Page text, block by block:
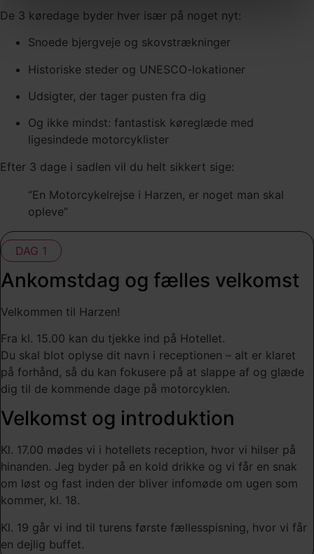
De 3 køredage byder hver især på noget nyt:
Snoede bjergveje og skovstrækninger
Historiske steder og UNESCO-lokationer
Udsigter, der tager pusten fra dig
Og ikke mindst: fantastisk køreglæde med
ligesindede motorcyklister
Efter 3 dage i sadlen vil du helt sikkert sige:
“En Motorcykelrejse i Harzen, er noget man skal
opleve”
DAG 1
Ankomstdag og fælles velkomst
Velkommen til Harzen!
Fra kl. 15.00 kan du tjekke ind på Hotellet.
Du skal blot oplyse dit navn i receptionen – alt er klaret
på forhånd, så du kan fokusere på at slappe af og glæde
dig til de kommende dage på motorcyklen.
Velkomst og introduktion
Kl. 17.00 mødes vi i hotellets reception, hvor vi hilser på
hinanden. Jeg byder på en kold drikke og vi får en snak
om løst og fast inden der bliver infomøde om ugen som
kommer, kl. 18.
Kl. 19 går vi ind til turens første fællesspisning, hvor vi får
en dejlig buffet.